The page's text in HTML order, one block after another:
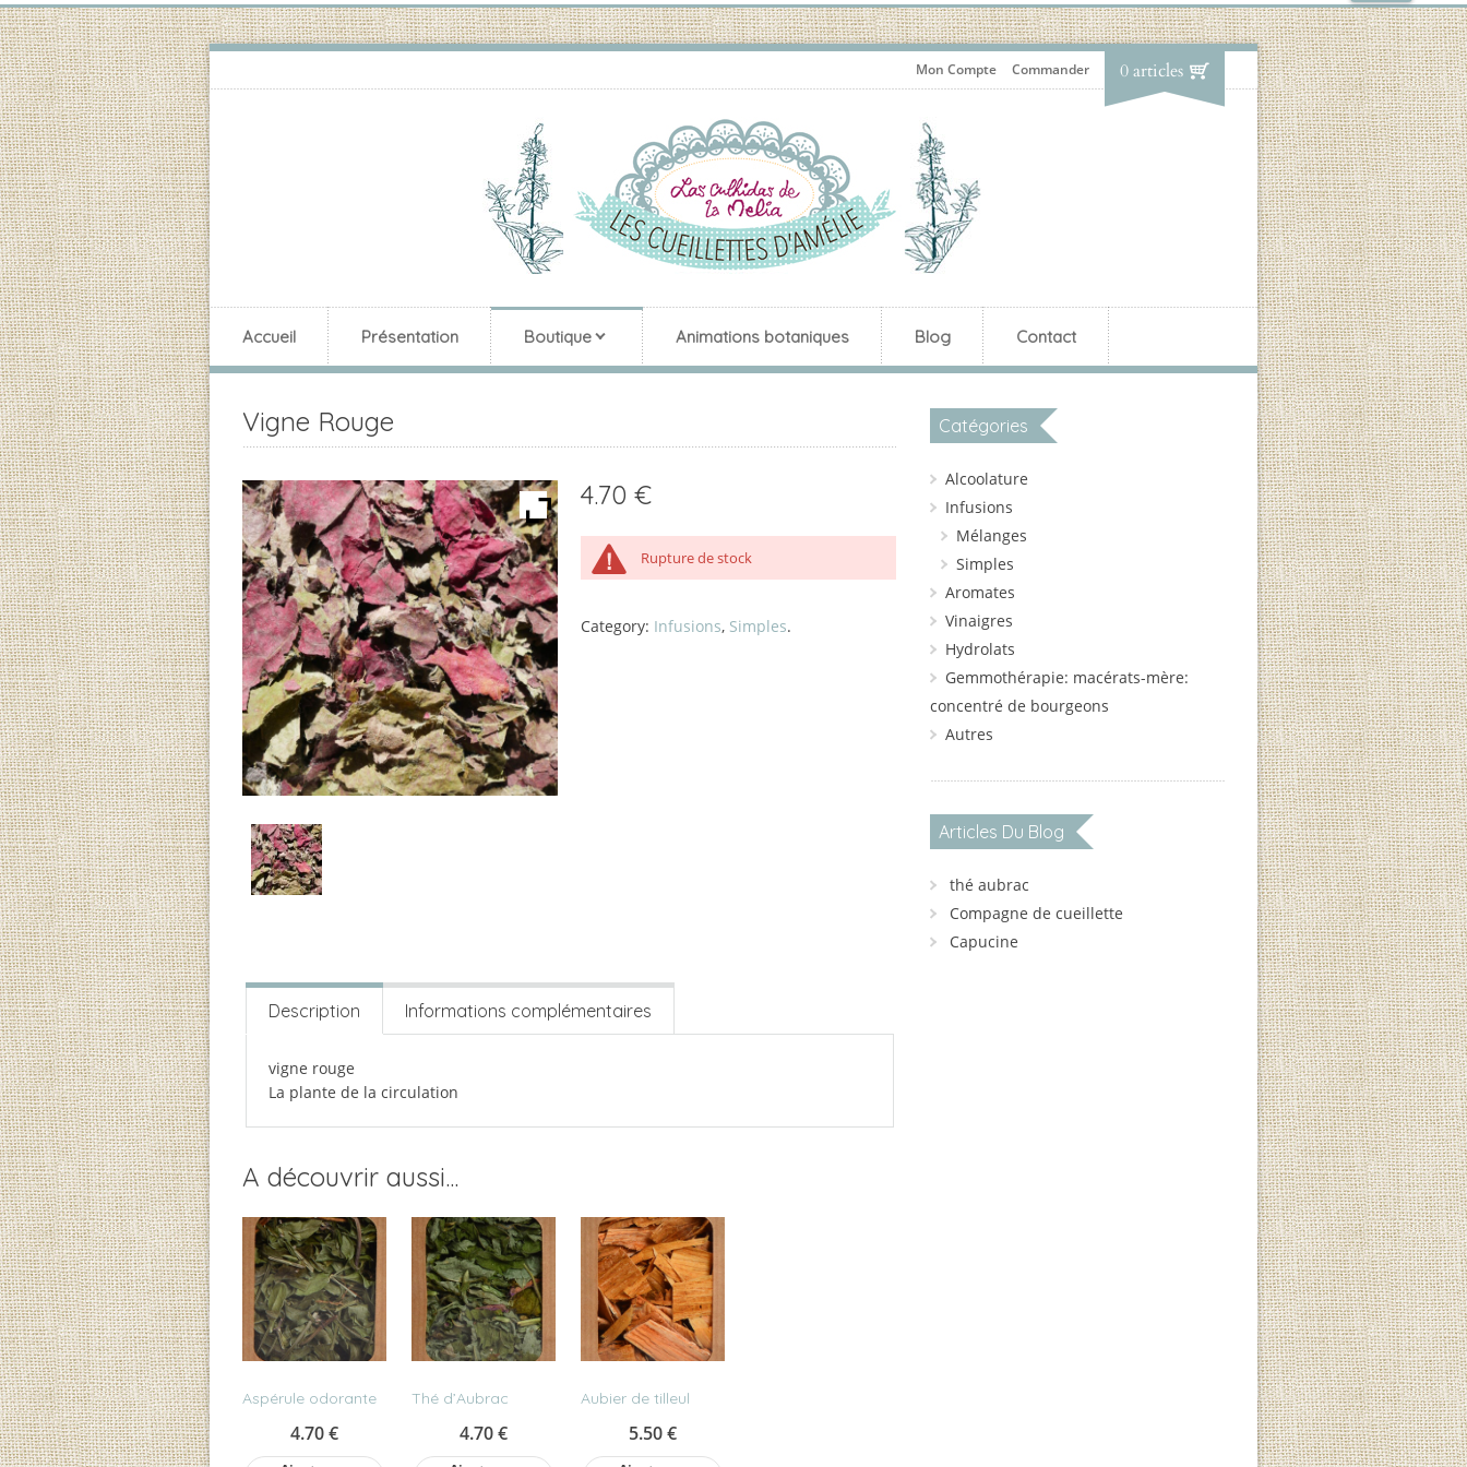
Mon Compte Commander 0 articles
Accueil Présentation Boutique Animations botaniques Blog Contact
Vigne Rouge
4.70 €
Rupture de stock
Category: Infusions, Simples.
Description Informations complémentaires
vigne rouge
La plante de la circulation
A découvrir aussi...
Aspérule odorante
4.70€
Thé d’Aubrac
4.70€
Aubier de tilleul
5.50€
Catégories
Alcoolature
Infusions
Mélanges
Simples
Aromates
Vinaigres
Hydrolats
Gemmothérapie: macérats-mère:
concentré de bourgeons
Autres
Articles Du Blog
thé aubrac
Compagne de cueillette
Capucine